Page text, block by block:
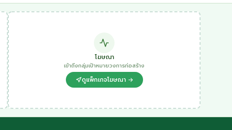
โฆษณา
เข้าถึงกลุ่มเป้าหมายวงการก่อสร้าง
ดูแพ็กเกจโฆษณา →